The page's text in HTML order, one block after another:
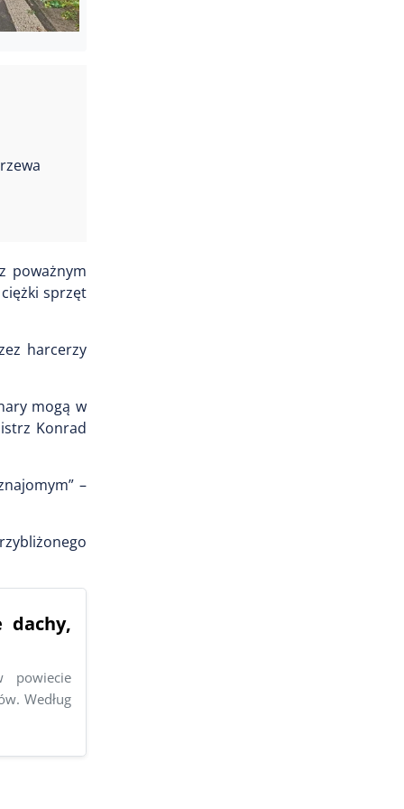
poważnym
sprzęt
harcerzy
mogą w
Konrad
–
dachy,
powiecie
Według